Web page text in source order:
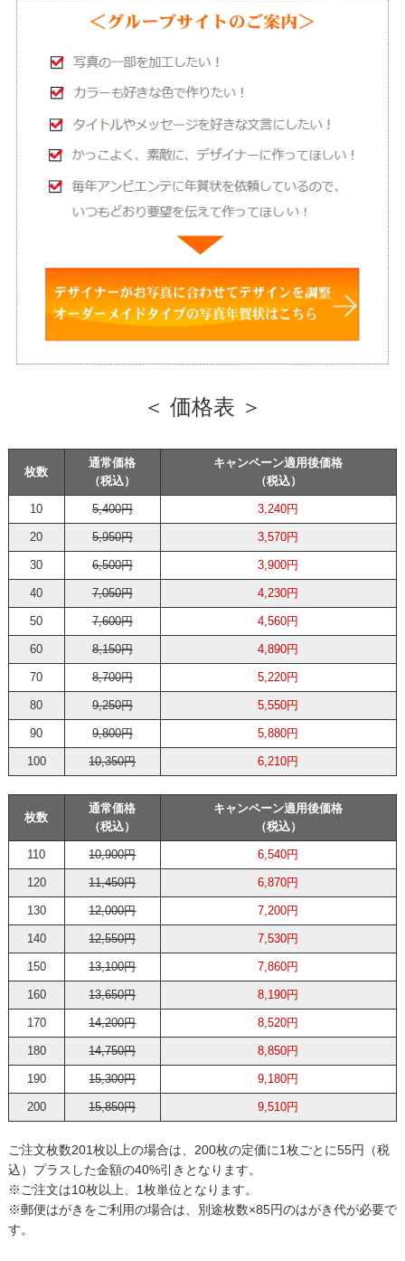
＜ 価格表 ＞
枚数
通常価格
（税込）
キャンペーン適用後価格
（税込）
10 5,400円 3,240円
20 5,950円 3,570円
30 6,500円 3,900円
40 7,050円 4,230円
50 7,600円 4,560円
60 8,150円 4,890円
70 8,700円 5,220円
80 9,250円 5,550円
90 9,800円 5,880円
100 10,350円 6,210円
枚数
通常価格
（税込）
キャンペーン適用後価格
（税込）
110 10,900円 6,540円
120 11,450円 6,870円
130 12,000円 7,200円
140 12,550円 7,530円
150 13,100円 7,860円
160 13,650円 8,190円
170 14,200円 8,520円
180 14,750円 8,850円
190 15,300円 9,180円
200 15,850円 9,510円
ご注文枚数201枚以上の場合は、200枚の定価に1枚ごとに55円（税
込）プラスした金額の40%引きとなります。
※ご注文は10枚以上、1枚単位となります。
※郵便はがきをご利用の場合は、別途枚数×85円のはがき代が必要で
す。